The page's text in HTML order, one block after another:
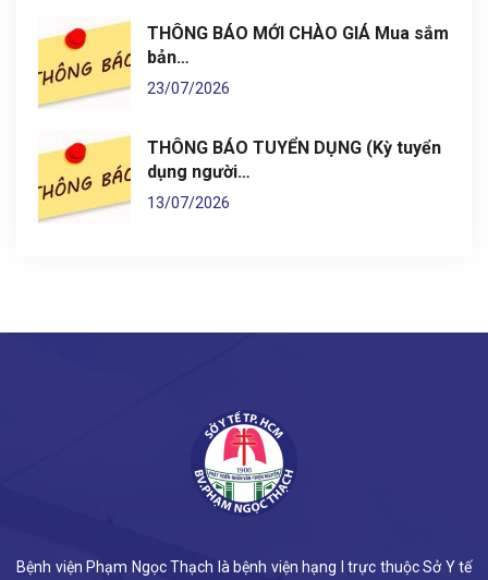
THÔNG BÁO MỚI CHÀO GIÁ Mua sắm
bản…
23/07/2026
THÔNG BÁO TUYỂN DỤNG (Kỳ tuyển
dụng người…
13/07/2026
Bệnh viện Phạm Ngọc Thạch là bệnh viện hạng I trực thuộc Sở Y tế